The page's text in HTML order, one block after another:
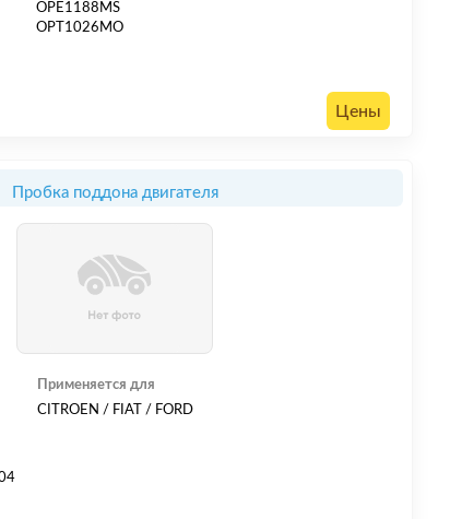
OPE1188MS
OPT1026MO
Цены
Пробка поддона двигателя
Применяется для
CITROEN / FIAT / FORD